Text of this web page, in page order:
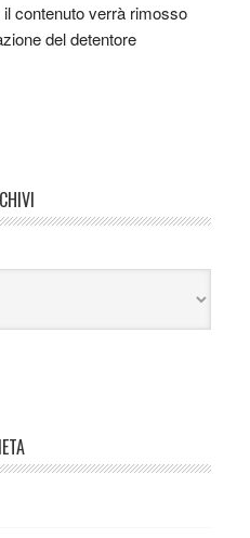
contenuto verrà rimosso
del detentore